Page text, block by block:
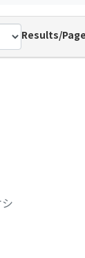
Results/